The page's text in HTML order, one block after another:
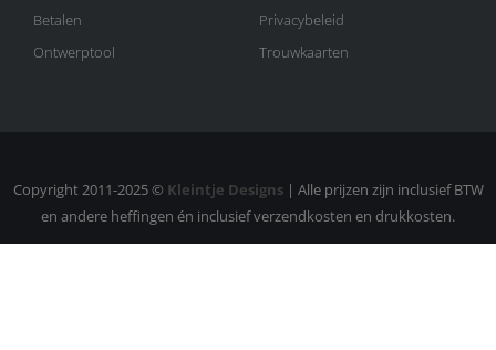
Betalen
Ontwerptool
Privacybeleid
Trouwkaarten
Copyright 2011-2025 © Kleintje Designs| Alle prijzen zijn inclusief BTW
en andere heffingen én inclusief verzendkosten en drukkosten.